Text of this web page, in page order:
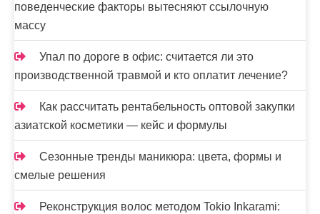
поведенческие факторы вытесняют ссылочную
массу
Упал по дороге в офис: считается ли это
производственной травмой и кто оплатит лечение?
Как рассчитать рентабельность оптовой закупки
азиатской косметики — кейс и формулы
Сезонные тренды маникюра: цвета, формы и
смелые решения
Реконструкция волос методом Tokio Inkarami: